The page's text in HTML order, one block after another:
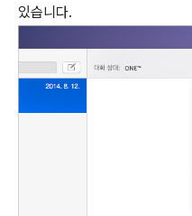
있습니다.